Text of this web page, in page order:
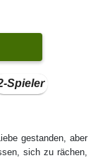
Spieler
gestanden, aber
sich zu rächen,